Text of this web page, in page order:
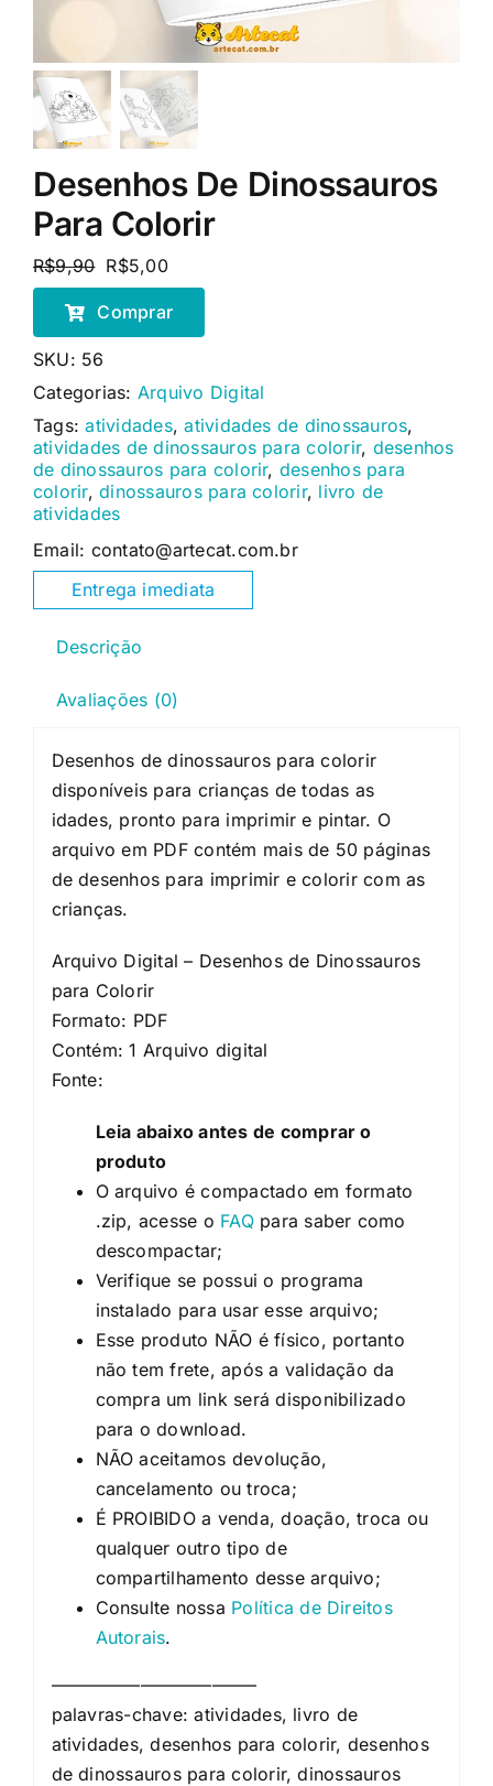
Desenhos De Dinossauros
Para Colorir
R$9,90
O
preço
original
era:
R$9,90.
R$5,00
O
preço
atual
é:
R$5,00.
Comprar
SKU: 56
Categorias: Arquivo Digital
Tags:atividades,atividades de dinossauros,
atividades de dinossauros para colorir, desenhos
de dinossauros para colorir, desenhos para
colorir,dinossauros para colorir, livro de
atividades
Email: contato@artecat.com.br
Entrega imediata
Descrição
Avaliações (0)
Desenhos de dinossauros para colorir
disponíveis para crianças de todas as
idades, pronto para imprimir e pintar. O
arquivo em PDF contém mais de 50 páginas
de desenhos para imprimir e colorir com as
crianças.
Arquivo Digital – Desenhos de Dinossauros
para Colorir
Formato: PDF
Contém: 1 Arquivo digital
Fonte:
Leia abaixo antes de comprar o
produto
O arquivo é compactado em formato
.zip, acesse o FAQpara saber como
descompactar;
Verifique se possui o programa
instalado para usar esse arquivo;
Esse produto NÃO é físico, portanto
não tem frete, após a validação da
compra um link será disponibilizado
para o download.
NÃO aceitamos devolução,
cancelamento ou troca;
É PROIBIDO a venda, doação, troca ou
qualquer outro tipo de
compartilhamento desse arquivo;
Consulte nossa Política de Direitos
Autorais.
———————————–
palavras-chave: atividades, livro de
atividades, desenhos para colorir, desenhos
de dinossauros para colorir, dinossauros